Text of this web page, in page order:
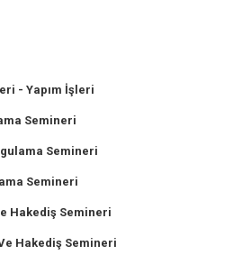
- Yapım İşleri
Semineri
Semineri
Semineri
Hakediş Semineri
Hakediş Semineri